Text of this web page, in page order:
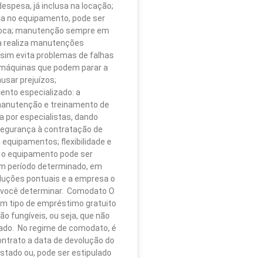
já inclusa na locação;
no equipamento, pode ser
manutenção sempre em
realiza manutenções
evita problemas de falhas
que podem parar a
prejuízos;
especializado: a
e treinamento de
por especialistas, dando
à contratação de
flexibilidade e
equipamento pode ser
período determinado, em
pontuais e a empresa o
determinar. Comodato O
tipo de empréstimo gratuito
fungíveis, ou seja, que não
No regime de comodato, é
a data de devolução do
ou, pode ser estipulado